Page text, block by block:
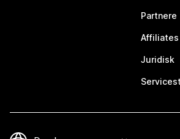
Partnere
Affiliates
Juridisk